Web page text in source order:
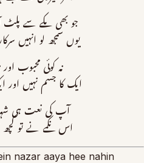
جو بھی مکے سے پلٹ
یوں سمجھ لو انہیں
نہ کوئی محبوب اور
ایک کا جسم نہیں اور
آپ کی نعت ہی
اس نکمے نے تو کچھ
nazar aaya hee nahin